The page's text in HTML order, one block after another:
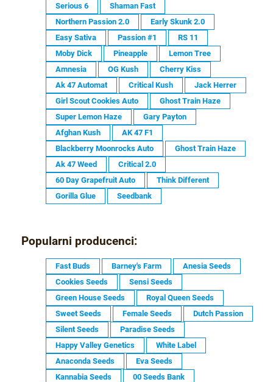
Serious 6
Shaman Fast
Northern Passion 2.0
Early Skunk 2.0
Easy Sativa
Passion #1
RS 11
Moby Dick
Pineapple
Lemon Tree
Amnesia
OG Kush
Cherry Kiss
Ak 47 Automat
Critical Kush
Jack Herrer
Girl Scout Cookies Auto
Ghost Train Haze
Super Lemon Haze
Gary Payton
Afghan Kush
AK 47 F1
Blackberry Moonrocks Auto
Ghost Train Haze
Ak 47 Weed
Critical 2.0
60 Day Grapefruit Auto
Think Different
Gorilla Glue
Seedbank
Popularni producenci:
Fast Buds Barney's Farm
Anesia Seeds
Cookies Seeds
Sensi Seeds
Green House Seeds
Royal Queen Seeds
Sweet Seeds
Female Seeds
Dutch Passion
Silent Seeds
Paradise Seeds
Happy Valley Genetics
White Label
Anaconda Seeds
Eva Seeds
Kannabia Seeds
00 Seeds Bank